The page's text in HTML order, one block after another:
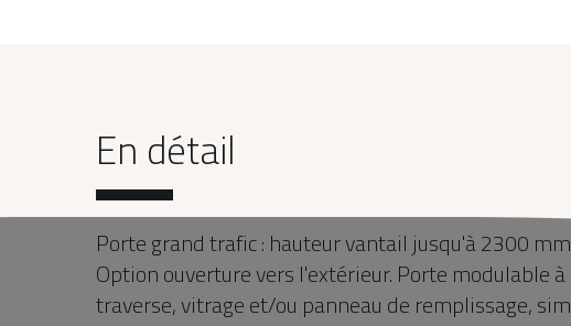
En détail
Porte grand trafic : hauteur vantail jusqu'à 2300
Option ouverture vers l'extérieur. Porte modulable à
traverse, vitrage et/ou panneau de remplissage,